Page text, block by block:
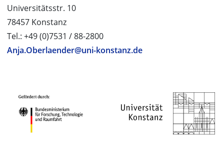
Universitätsstr. 10
78457 Konstanz
Tel.: +49 (0)7531 / 88-2800
Anja.Oberlaender@uni-konstanz.de